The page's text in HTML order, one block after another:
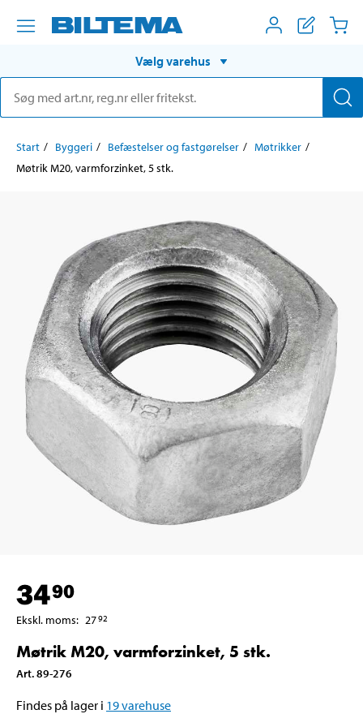
Vælg varehus
Start Byggeri Befæstelser og fastgørelser
Møtrikker
Møtrik M20, varmforzinket, 5 stk.
3490
Ekskl. moms: 2792
Møtrik M20, varmforzinket, 5 stk.
Art.89-276
Findes på lager i 19varehuse